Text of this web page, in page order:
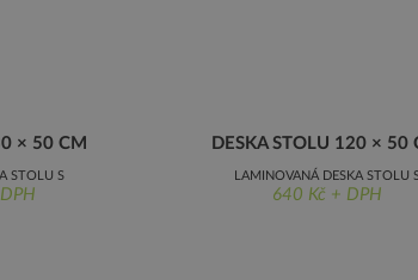
× 50 CM
STOLU S
130 × 50 CM
DESKA STOLU 120 × 50
LAMINOVANÁ DESKA STOLU
NEZAOBLENÝMI ROHY, 120 × 50
640 Kč + DPH